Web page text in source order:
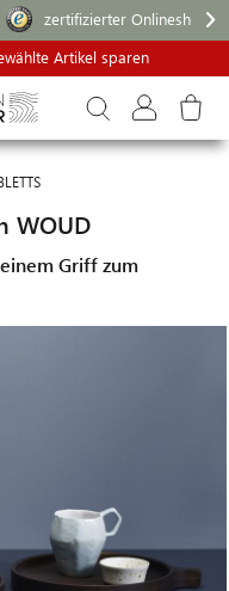
zertifizierter Onlineshop
Artikel sparen
WOUD
Griff zum